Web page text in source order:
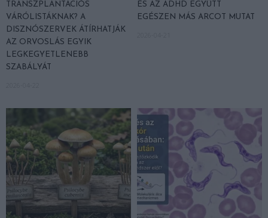
TRANSZPLANTÁCIÓS
VÁRÓLISTÁKNAK? A
DISZNÓSZERVEK ÁTÍRHATJÁK
AZ ORVOSLÁS EGYIK
LEGKEGYETLENEBB
SZABÁLYÁT
ÉS AZ ADHD EGYÜTT
EGÉSZEN MÁS ARCOT MUTAT